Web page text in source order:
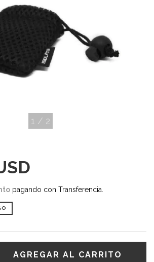
1 / 2
pagando con Transferencia.